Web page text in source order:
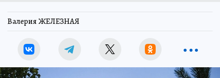
Валерия ЖЕЛЕЗНАЯ